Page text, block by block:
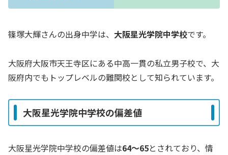
篠塚大輝さんの出身中学は、 大阪星光学院中学校です。
大阪府大阪市天王寺区にある中高一貫の私立男子校で、大
阪府内でもトップレベルの難関校として知られています。
大阪星光学院中学校の偏差値
大阪星光学院中学校の偏差値は64〜65とされており、情